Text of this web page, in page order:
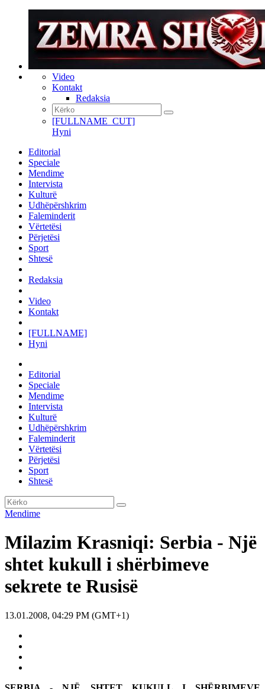
Video
Kontakt
Redaksia
[FULLNAME_CUT]
Hyni
Editorial
Speciale
Mendime
Intervista
Kulturë
Udhëpërshkrim
Faleminderit
Vërtetësi
Përjetësi
Sport
Shtesë
Redaksia
Video
Kontakt
[FULLNAME]
Hyni
Editorial
Speciale
Mendime
Intervista
Kulturë
Udhëpërshkrim
Faleminderit
Vërtetësi
Përjetësi
Sport
Shtesë
Mendime
Milazim Krasniqi: Serbia - Një
shtet kukull i shërbimeve
sekrete te Rusisë
13.01.2008, 04:29 PM (GMT+1)